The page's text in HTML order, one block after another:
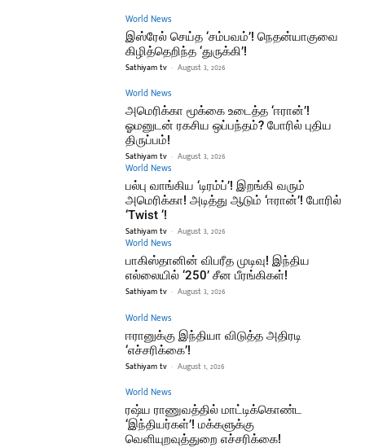
World News
இஸ்ரேல் செய்த ‘சம்பவம்’! நெதன்யாகுவை
கிழித்தெறிந்த ‘துருக்கி’!
Sathiyam tv - August 3, 2026
World News
அமெரிக்கா மூக்கை உடைத்த ‘ஈரான்’!
ஓமனுடன் ரகசிய ஒப்பந்தம்? போரில் புதிய
திருப்பம்!
Sathiyam tv - August 3, 2026
World News
பல்பு வாங்கிய ‘டிரம்ப்’! இறங்கி வரும்
அமெரிக்கா! அடித்து ஆடும் ‘ஈரான்’! போரில்
‘Twist ‘!
Sathiyam tv - August 3, 2026
World News
பாகிஸ்தானின் விபரீத முடிவு! இந்திய
எல்லையில் ‘250’ சீன பீரங்கிகள்!
Sathiyam tv - August 3, 2026
World News
ஈரானுக்கு இந்தியா விடுத்த அதிரடி
‘எச்சரிக்கை’!
Sathiyam tv - August 1, 2026
World News
ரஷ்ய ராணுவத்தில் மாட்டிக்கொண்ட
‘இந்தியர்கள்’! மக்களுக்கு
வெளியுறவுத்துறை எச்சரிக்கை!